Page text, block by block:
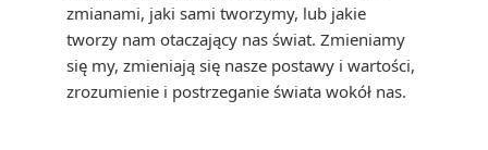
zmianami, jaki sami tworzymy, lub jakie
tworzy nam otaczający nas świat. Zmieniamy
się my, zmieniają się nasze postawy i wartości,
zrozumienie i postrzeganie świata wokół nas.